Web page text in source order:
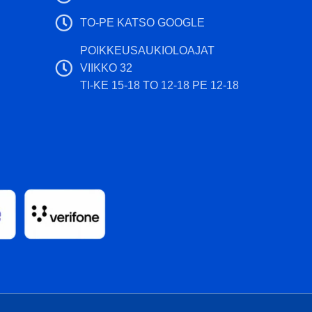
TO-PE KATSO GOOGLE
POIKKEUSAUKIOLOAJAT
VIIKKO 32
TI-KE 15-18 TO 12-18 PE 12-18